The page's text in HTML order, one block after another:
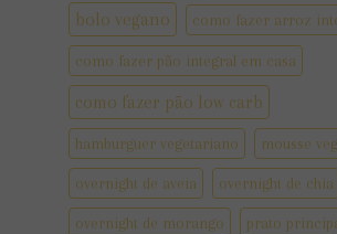
bolo vegano como fazer arroz
como fazer pão integral em casa
como fazer pão low carb
hamburguer vegetariano mousse
overnight de aveia overnight de chia
overnight de morango prato